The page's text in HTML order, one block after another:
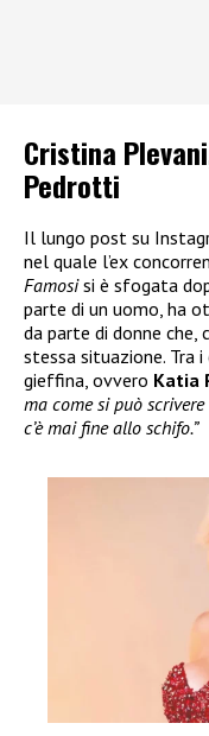
Cristina
Pedrotti
Il lungo post su
nel quale l’ex
Famosisi è sfogata
parte di un uomo, ha
da parte di donne
stessa situazione. Tra
gieffina, ovvero Katia
ma come si può
c’è mai fine allo schifo.”